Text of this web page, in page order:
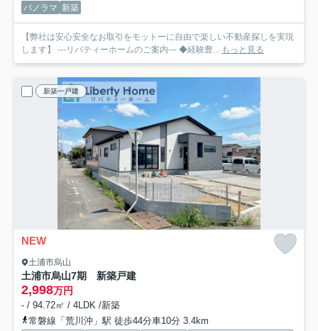
パノラマ 新築
【弊社は安心安全なお取引をモットーに自由で楽しい不動産探しを実現
します】 ---リバティーホームのご案内--- ◆経験豊... もっと見る
新築一戸建
NEW
土浦市烏山
土浦市烏山7期 新築戸建
2,998万円
- / 94.72㎡ / 4LDK /新築
常磐線「荒川沖」駅 徒歩44分車10分 3.4km